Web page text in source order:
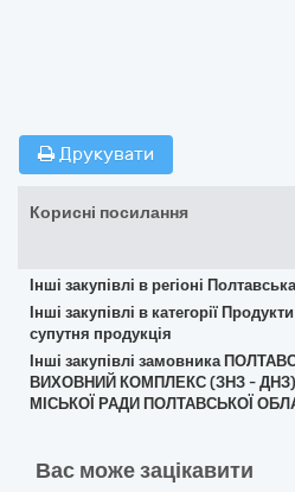
Друкувати
Корисні посилання
Інші закупівлі в регіоні
Інші закупівлі в категорії
супутня продукція
Інші закупівлі замовника
ВИХОВНИЙ КОМПЛЕКС (ЗНЗ -
МІСЬКОЇ РАДИ ПОЛТАВСЬКОЇ
Вас може зацікавити